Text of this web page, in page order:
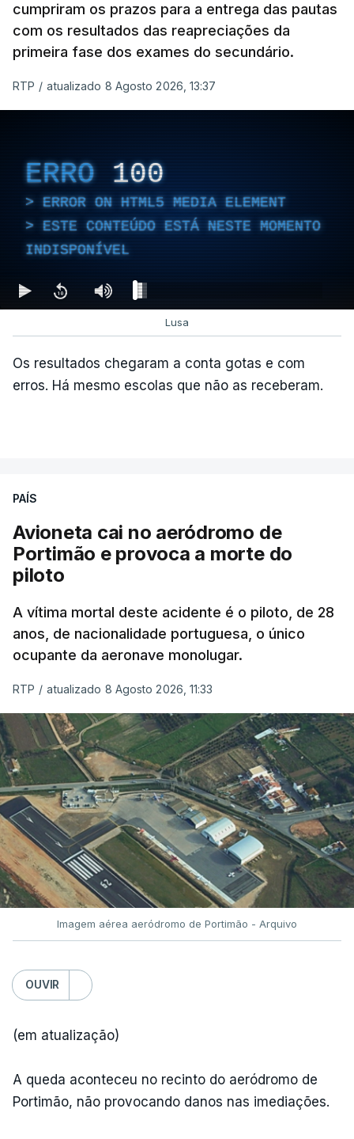
cumpriram os prazos para a entrega das pautas
com os resultados das reapreciações da
primeira fase dos exames do secundário.
RTP / atualizado 8 Agosto 2026, 13:37
ERRO 100
ERROR ON HTML5 MEDIA ELEMENT
ESTE CONTEÚDO ESTÁ NESTE MOMENTO
INDISPONÍVEL
Lusa
Os resultados chegaram a conta gotas e com
erros. Há mesmo escolas que não as receberam.
PAÍS
Avioneta cai no aeródromo de
Portimão e provoca a morte do
piloto
A vítima mortal deste acidente é o piloto, de 28
anos, de nacionalidade portuguesa, o único
ocupante da aeronave monolugar.
RTP / atualizado 8 Agosto 2026, 11:33
Imagem aérea aeródromo de Portimão - Arquivo
OUVIR
(em atualização)
A queda aconteceu no recinto do aeródromo de
Portimão, não provocando danos nas imediações.